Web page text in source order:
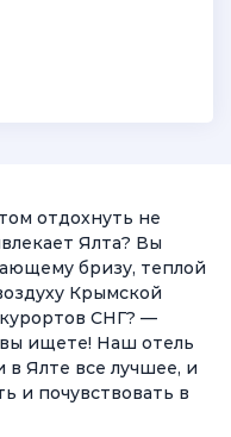
отдохнуть не
Ялта? Вы
бризу, теплой
Крымской
СНГ? —
вы ищете! Наш отель
Ялте все лучшее, и
и почувствовать в